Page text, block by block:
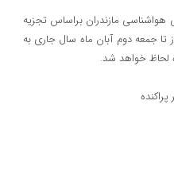
مازندران براساس تجزیه
‌‌جمعه دوم آبان ماه سال جاری به
لحاظ خواهد شد.